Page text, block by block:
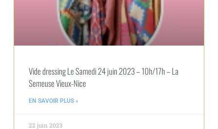
Vide dressing Le Samedi 24 juin 2023 – 10h/17h – La
Semeuse Vieux-Nice
EN SAVOIR PLUS »
22 juin 2023